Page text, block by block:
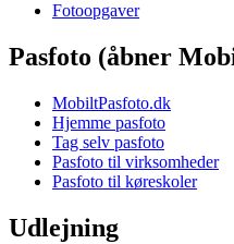
Fotoopgaver
Pasfoto (åbner
MobiltPasfoto.dk
Hjemme pasfoto
Tag selv pasfoto
Pasfoto til virksomheder
Pasfoto til køreskoler
Udlejning